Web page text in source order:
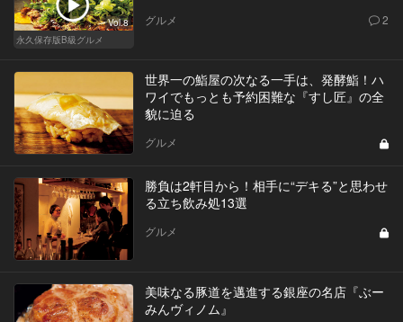
Vol.8
永久保存版B級グルメ
グルメ 2
世界一の鮨屋の次なる一手は、発酵鮨！ハ
ワイでもっとも予約困難な『すし匠』の全
貌に迫る
グルメ
勝負は2軒目から！相手に“デキる”と思わせ
る立ち飲み処13選
グルメ
美味なる豚道を邁進する銀座の名店『ぶー
みんヴィノム』